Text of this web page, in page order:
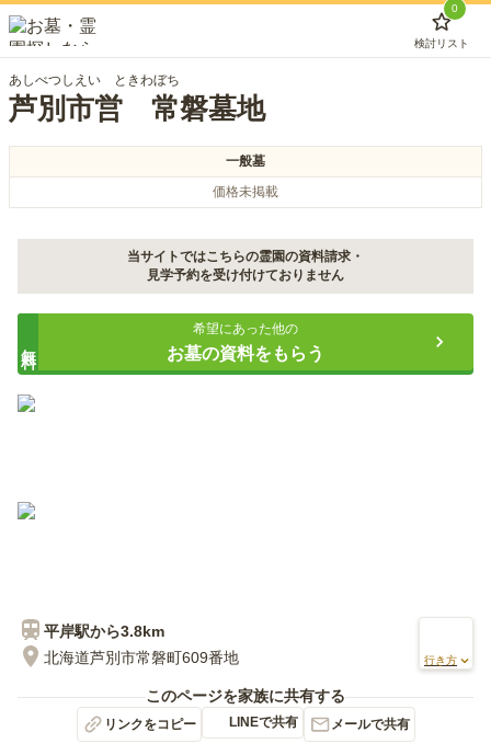
0
検討リスト
あしべつしえい ときわぼち
芦別市営 常磐墓地
一般墓
価格未掲載
当サイトではこちらの霊園の資料請求・
見学予約を受け付けておりません
希望にあった他の
お墓の資料をもらう
平岸駅から3.8km
北海道芦別市常磐町609番地
行き方
このページを家族に共有する
リンクをコピー LINEで共有 メールで共有